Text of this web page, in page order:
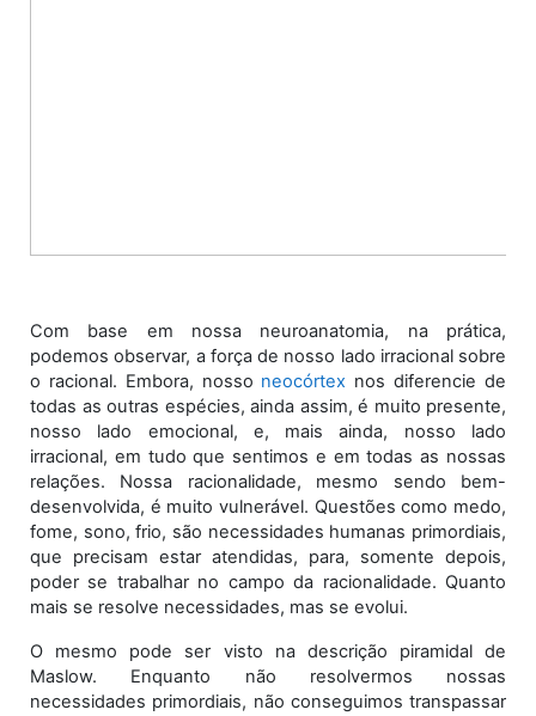
Com base em nossa neuroanatomia, na prática,
podemos observar, a força de nosso lado irracional sobre
o racional. Embora, nosso neocórtex nos diferencie de
todas as outras espécies, ainda assim, é muito presente,
nosso lado emocional, e, mais ainda, nosso lado
irracional, em tudo que sentimos e em todas as nossas
relações. Nossa racionalidade, mesmo sendo bem-
desenvolvida, é muito vulnerável. Questões como medo,
fome, sono, frio, são necessidades humanas primordiais,
que precisam estar atendidas, para, somente depois,
poder se trabalhar no campo da racionalidade. Quanto
mais se resolve necessidades, mas se evolui.
O mesmo pode ser visto na descrição piramidal de
Maslow. Enquanto não resolvermos nossas
necessidades primordiais, não conseguimos transpassar